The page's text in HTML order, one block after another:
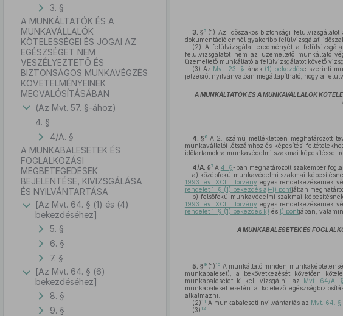
3. §
A MUNKÁLTATÓK ÉS A
MUNKAVÁLLALÓK
KÖTELESSÉGEI ÉS JOGAI AZ
EGÉSZSÉGET NEM
VESZÉLYEZTETŐ ÉS
BIZTONSÁGOS MUNKAVÉGZÉS
KÖVETELMÉNYEINEK
MEGVALÓSÍTÁSÁBAN
(Az Mvt. 57. §-ához)
4. §
4/A. §
A MUNKABALESETEK ÉS
FOGLALKOZÁSI
MEGBETEGEDÉSEK
BEJELENTÉSE, KIVIZSGÁLÁSA
ÉS NYILVÁNTARTÁSA
[Az Mvt. 64. § (1) és (4)
bekezdéséhez]
5. §
6. §
7. §
[Az Mvt. 64. § (6)
bekezdéséhez]
8. §
9. §
3. §5 (1) Az időszakos biztonsági
dokumentáció ennél gyakoribb felülvizsgálati
(2) A felülvizsgálat eredményét a
felülvizsgálatot nem az üzemeltető munkáltató
üzemeltető munkáltató a felülvizsgálatot követő
(3) Az Mvt. 23. §-ának (1) bekezdése szerinti
jelzésről nyilvánvalóan megállapítható, hogy a
A MUNKÁLTATÓK ÉS A MUNKAVÁLLALÓK
4. § 6 A 2. számú mellékletben meghatározott
munkavállalói létszámhoz és képesítési
időtartamokra munkavédelmi szakmai képesítéssel
4/A. §7 A 4. §-ban meghatározott szakember
a) középfokú munkavédelmi szakmai
1993. évi XCIII. törvény egyes rendelkezéseinek
rendelet 1. § (1) bekezdés a)–j) pontjában
b) felsőfokú munkavédelmi szakmai
1993. évi XCIII. törvény egyes rendelkezéseinek
rendelet 1. § (1) bekezdés k) és l) pontjában,
A MUNKABALESETEK ÉS
5. § 9 (1) 10 A munkáltató minden
munkabaleset), a bekövetkezését követően
munkabalesetet ki kell vizsgálni, az
Mvt. 64/A.
munkabaleset esetén a kötelező
alkalmazni.
(2) 11 A munkabaleseti nyilvántartás az Mvt. 64. §
(3) 12